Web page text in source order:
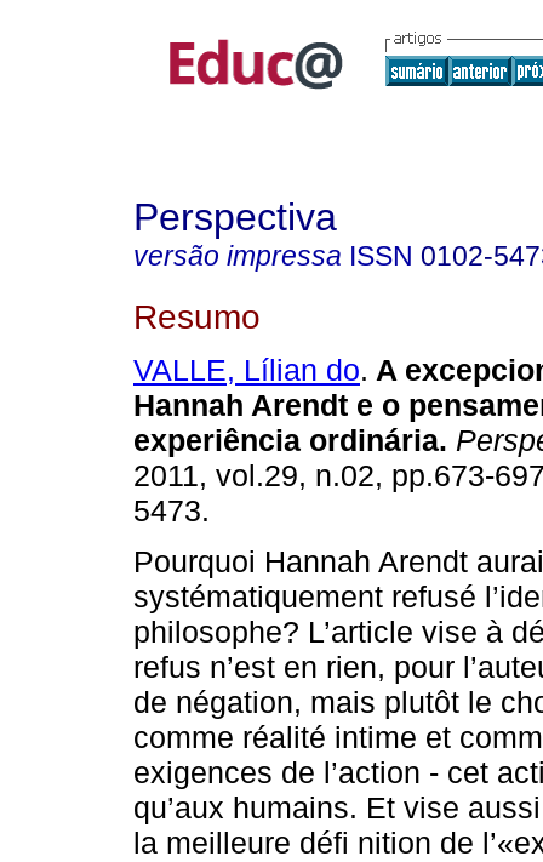
Perspectiva
versão impressa ISSN 0102-
Resumo
VALLE, Lílian do. A
Hannah Arendt e o
experiência ordinária.
2011, vol.29, n.02, pp.673-
5473.
Pourquoi Hannah Arendt
systématiquement refusé
philosophe? L’article vise à
refus n’est en rien, pour
de négation, mais plutôt le
comme réalité intime et
exigences de l’action - cet
qu’aux humains. Et vise
la meilleure défi nition de